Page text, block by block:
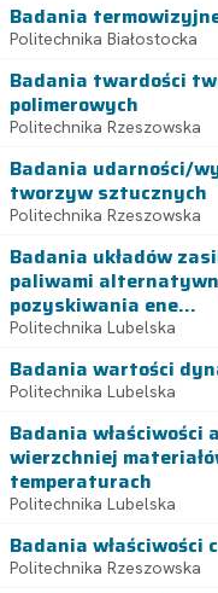
Badania
Politechnika Białostocka
Badania twardości
polimerowych
Politechnika Rzeszowska
Badania udarności/
tworzyw sztucznych
Politechnika Rzeszowska
Badania układów
paliwami
pozyskiwania ene...
Politechnika Lubelska
Badania wartości
Politechnika Lubelska
Badania
wierzchniej
temperaturach
Politechnika Lubelska
Badania
Politechnika Rzeszowska